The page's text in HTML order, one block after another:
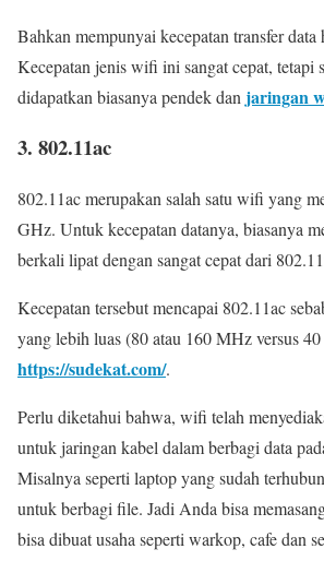
Bahkan mempunyai kecepatan transfer
Kecepatan jenis wifi ini sangat cepat, tetapi
didapatkan biasanya pendek dan jaringan
3. 802.11ac
802.11ac merupakan salah satu wifi yang
GHz. Untuk kecepatan datanya, biasanya
berkali lipat dengan sangat cepat dari
Kecepatan tersebut mencapai 802.11ac
yang lebih luas (80 atau 160 MHz versus
https://sudekat.com/.
Perlu diketahui bahwa, wifi telah
untuk jaringan kabel dalam berbagi data
Misalnya seperti laptop yang sudah
untuk berbagi file. Jadi Anda bisa
bisa dibuat usaha seperti warkop, cafe dan